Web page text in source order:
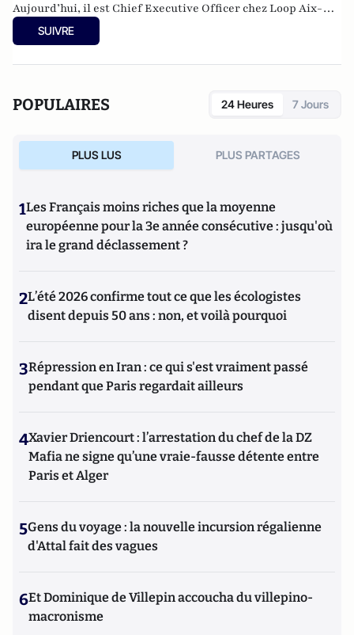
Aujourd’hui, il est Chief Executive Officer chez Loop Aix-
Marseille, une start-up franco-suisse qui développe la
prochaine génération de systèmes de transport à l’échelle
SUIVRE
POPULAIRES 24 Heures 7 Jours
PLUS LUS PLUS PARTAGES
1Les Français moins riches que la moyenne
européenne pour la 3e année consécutive : jusqu'où
ira le grand déclassement ?
2L’été 2026 confirme tout ce que les écologistes
disent depuis 50 ans : non, et voilà pourquoi
3Répression en Iran : ce qui s'est vraiment passé
pendant que Paris regardait ailleurs
4Xavier Driencourt : l’arrestation du chef de la DZ
Mafia ne signe qu’une vraie-fausse détente entre
Paris et Alger
5Gens du voyage : la nouvelle incursion régalienne
d'Attal fait des vagues
6Et Dominique de Villepin accoucha du villepino-
macronisme